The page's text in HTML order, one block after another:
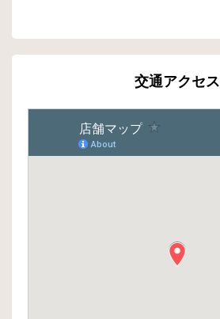
交通アクセス